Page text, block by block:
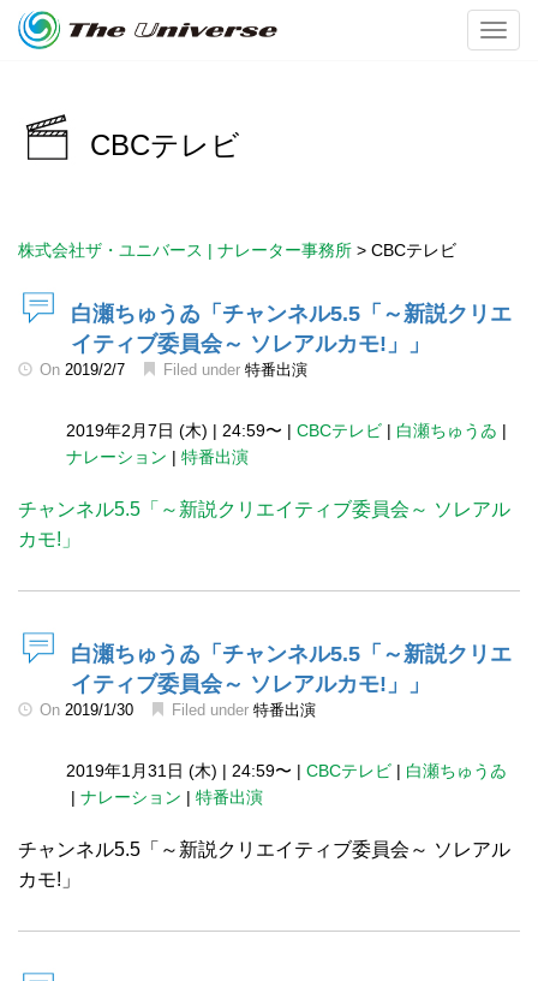
CBCテレビ
株式会社ザ・ユニバース | ナレーター事務所 > CBCテレビ
白瀬ちゅうゐ「チャンネル5.5「～新説クリエ
イティブ委員会～ ソレアルカモ!」」
On 2019/2/7 Filed under 特番出演
2019年2月7日 (木) | 24:59〜 | CBCテレビ | 白瀬ちゅうゐ |
ナレーション | 特番出演
チャンネル5.5「～新説クリエイティブ委員会～ ソレアル
カモ!」
白瀬ちゅうゐ「チャンネル5.5「～新説クリエ
イティブ委員会～ ソレアルカモ!」」
On 2019/1/30 Filed under 特番出演
2019年1月31日 (木) | 24:59〜 | CBCテレビ | 白瀬ちゅうゐ
| ナレーション | 特番出演
チャンネル5.5「～新説クリエイティブ委員会～ ソレアル
カモ!」